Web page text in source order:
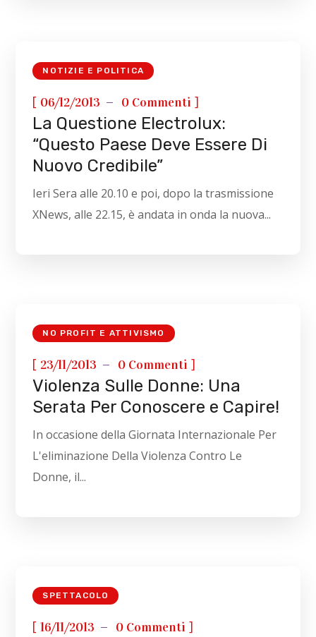
NOTIZIE E POLITICA
[ 06/12/2013 0 Commenti ]
La Questione Electrolux:
“Questo Paese Deve Essere Di
Nuovo Credibile”
Ieri Sera alle 20.10 e poi, dopo la trasmissione
XNews, alle 22.15, è andata in onda la nuova...
NO PROFIT E ATTIVISMO
[ 23/11/2013 0 Commenti ]
Violenza Sulle Donne: Una
Serata Per Conoscere e Capire!
In occasione della Giornata Internazionale Per
L'eliminazione Della Violenza Contro Le
Donne, il...
SPETTACOLO
[16/11/2013 0 Commenti ]